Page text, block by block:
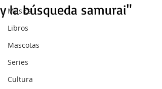
Música
Libros
Mascotas
Series
Cultura
y la búsqueda samurai"